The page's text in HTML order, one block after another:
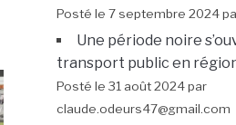
Posté le 7 septembre 2024
Une période noire
transport public en
Posté le 31 août 2024 par
claude.odeurs47@gmail.com